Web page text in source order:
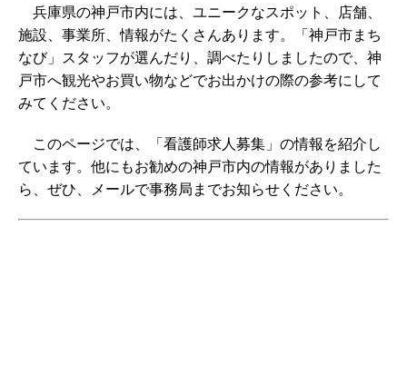
兵庫県の神戸市内には、ユニークなスポット、店舗、
施設、事業所、情報がたくさんあります。「神戸市まち
なび」スタッフが選んだり、調べたりしましたので、神
戸市へ観光やお買い物などでお出かけの際の参考にして
みてください。
このページでは、「看護師求人募集」の情報を紹介し
ています。他にもお勧めの神戸市内の情報がありました
ら、ぜひ、メールで事務局までお知らせください。